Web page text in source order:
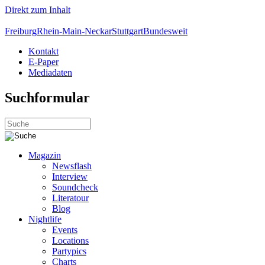
Direkt zum Inhalt
FreiburgRhein-Main-NeckarStuttgartBundesweit
Kontakt
E-Paper
Mediadaten
Suchformular
Magazin
Newsflash
Interview
Soundcheck
Literatour
Blog
Nightlife
Events
Locations
Partypics
Charts